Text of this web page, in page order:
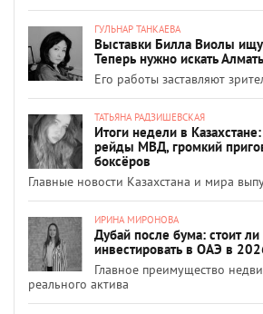
ГУЛЬНАР ТАНКАЕВА
Выставки Билла Виолы
Теперь нужно искать
Его работы заставляют
ТАТЬЯНА РАДЗИШЕВСКАЯ
Итоги недели в
рейды МВД, громкий
боксёров
Главные новости Казахстана и мира
ИРИНА МИРОНОВА
Дубай после бума: стоит ли
инвестировать в ОАЭ в
Главное преимущество
реального актива